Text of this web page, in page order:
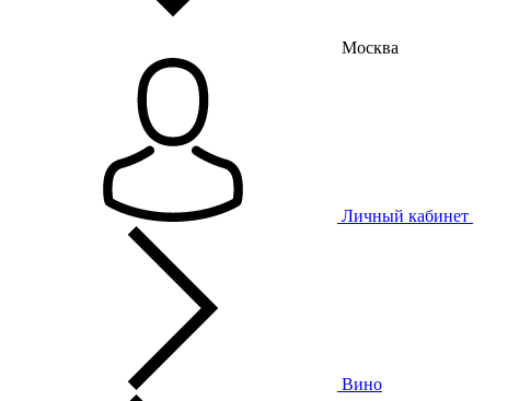
Москва
Личный кабинет
Вино